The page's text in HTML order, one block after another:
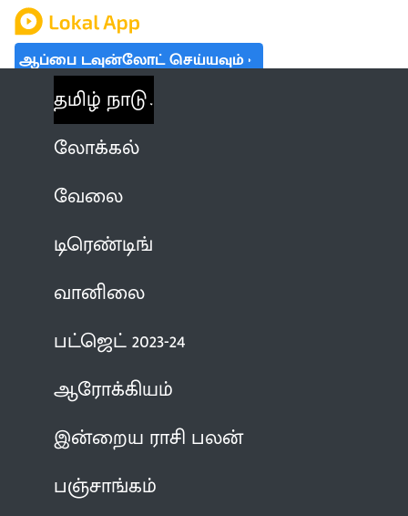
ஆப்பை டவுன்லோட் செய்யவும்
தமிழ் நாடு
லோக்கல்
வேலை
டிரெண்டிங்
வானிலை
பட்ஜெட் 2023-24
ஆரோக்கியம்
இன்றைய ராசி பலன்
பஞ்சாங்கம்